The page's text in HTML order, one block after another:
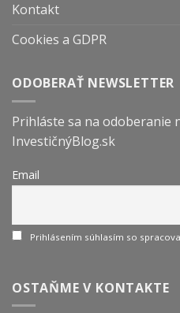
Kontakt
Cookies a GDPR
ODOBERAŤ NEWSLETTER
Prihláste sa na odoberanie
InvestičnýBlog.sk
Email
Prihlásením súhlasím so
OSTAŇME V KONTAKTE